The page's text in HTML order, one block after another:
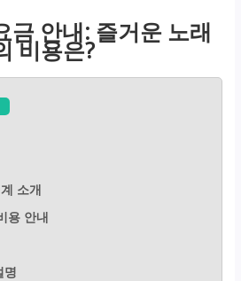
금 안내: 즐거운 노래
비용은?
소개
용 안내
명